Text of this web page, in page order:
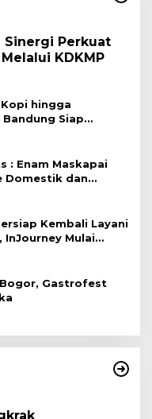
Sinergi Perkuat
KDKMP
hingga
Siap
di Festival Asia
: Enam Maskapai
Domestik dan
Husein
Kembali Layani
InJourney Mulai
Gastrofest